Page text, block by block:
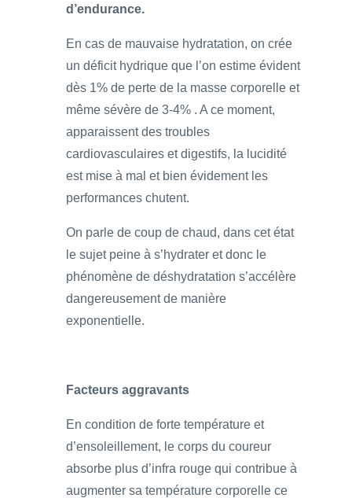
d’endurance.
En cas de mauvaise hydratation, on crée
un déficit hydrique que l’on estime évident
dès 1% de perte de la masse corporelle et
même sévère de 3-4% . A ce moment,
apparaissent des troubles
cardiovasculaires et digestifs, la lucidité
est mise à mal et bien évidement les
performances chutent.
On parle de coup de chaud, dans cet état
le sujet peine à s’hydrater et donc le
phénomène de déshydratation s’accélère
dangereusement de manière
exponentielle.
Facteurs aggravants
En condition de forte température et
d’ensoleillement, le corps du coureur
absorbe plus d’infra rouge qui contribue à
augmenter sa température corporelle ce